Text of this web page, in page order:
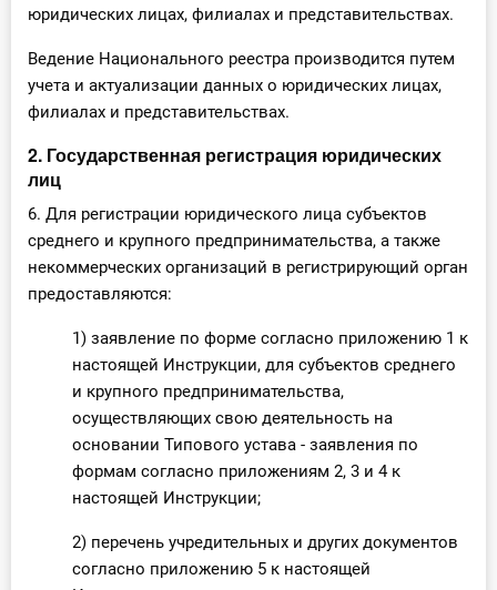
юридических лицах, филиалах и представительствах.
Ведение Национального реестра производится путем
учета и актуализации данных о юридических лицах,
филиалах и представительствах.
2. Государственная регистрация юридических
лиц
6. Для регистрации юридического лица субъектов
среднего и крупного предпринимательства, а также
некоммерческих организаций в регистрирующий орган
предоставляются:
1) заявление по форме согласно приложению 1 к
настоящей Инструкции, для субъектов среднего
и крупного предпринимательства,
осуществляющих свою деятельность на
основании Типового устава - заявления по
формам согласно приложениям 2, 3 и 4 к
настоящей Инструкции;
2) перечень учредительных и других документов
согласно приложению 5 к настоящей